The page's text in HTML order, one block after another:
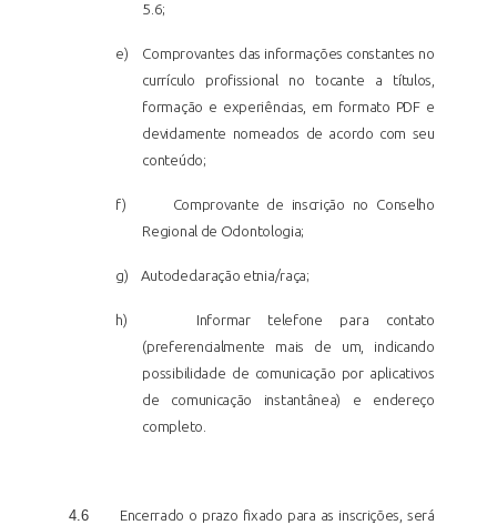
5.6;
e)
Comprovantes das informações constantes no
currículo profissional no tocante a títulos,
formação e experiências, em formato PDF e
devidamente nomeados de acordo com seu
conteúdo;
f)
Comprovante de inscrição no Conselho
Regional de Odontologia;
g) Autodeclaração etnia/raça;
h)
Informar telefone para contato
(preferencialmente mais de um, indicando
possibilidade de comunicação por aplicativos
de comunicação instantânea) e endereço
completo.
4.6
Encerrado o prazo fixado para as inscrições, será